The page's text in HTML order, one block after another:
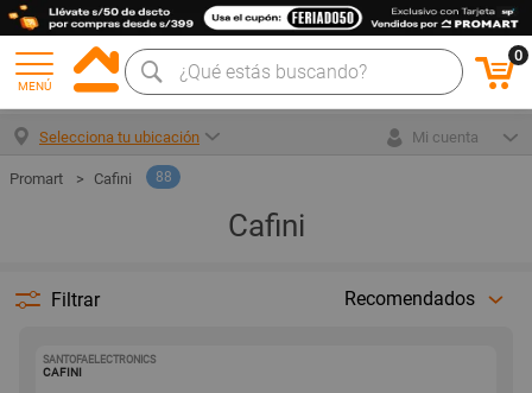
MENÚ
0
Selecciona tu ubicación Mi cuenta
Cafini 88
Cafini
Filtrar Recomendados
SANTOFAELECTRONICS
CAFINI